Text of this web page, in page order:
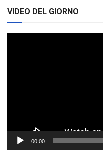
VIDEO DEL GIORNO
00:00